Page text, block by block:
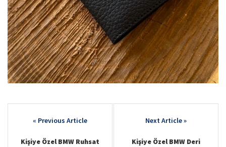
navigation
Kişiye Özel BMW Ruhsat
Kişiye Özel BMW Deri